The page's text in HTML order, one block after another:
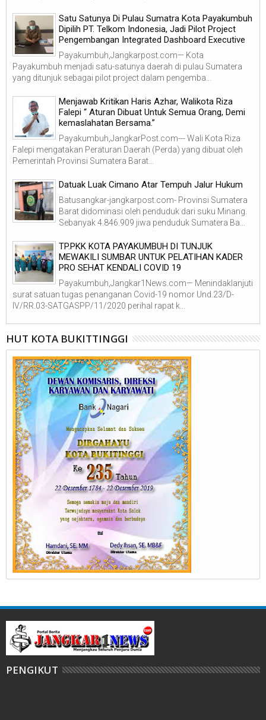
Satu Satunya Di Pulau Sumatra Kota Payakumbuh
Dipilih PT. Telkom Indonesia, Jadi Pilot Project
Pengembangan Integrated Dashboard Executive
Payakumbuh,Jangkarpost.com— Kota
Payakumbuh menjadi satu-satunya daerah di pulau Sumatera
yang ditunjuk sebagai pilot project dalam pengemba...
Menjawab Kritikan Haris Azhar, Walikota Riza
Falepi “ Aturan Dibuat Untuk Semua Orang, Demi
kemaslahatan Bersama.”
Payakumbuh,JangkarPost.com--- Wali Kota Riza
Falepi mengatakan Peraturan Daerah (Perda) yang dibuat oleh
Pemerintah Provinsi Sumatera Barat...
Datuak Luak Cimano Atar Tempuh Jalur Hukum
Batusangkar-jangkarpost.com- Provinsi Sumatera
Barat didominasi oleh penduduk dari suku Minang.
Sebanyak 4.846.909 jiwa penduduk Sumatera Ba...
TP.PKK KOTA PAYAKUMBUH DI TUNJUK
MEWAKILI SUMBAR UNTUK PELATIHAN KADER
PRO SEHAT KENDALI COVID 19
Payakumbuh,Jangkar1News.com— Menindaklanjuti
surat satuan tugas penanganan Covid-19 nomor Und.23/D-
IV/RR.03-SATGASPP/11/2020 perihal rapat k...
HUT KOTA BUKITTINGGI
PENGIKUT